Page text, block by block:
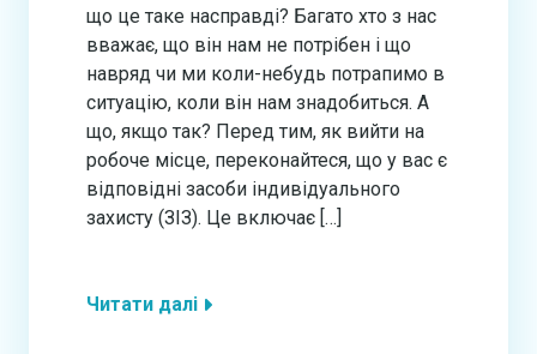
що це таке насправді? Багато хто з нас
вважає, що він нам не потрібен і що
навряд чи ми коли-небудь потрапимо в
ситуацію, коли він нам знадобиться. А
що, якщо так? Перед тим, як вийти на
робоче місце, переконайтеся, що у вас є
відповідні засоби індивідуального
захисту (ЗІЗ). Це включає […]
Читати далі